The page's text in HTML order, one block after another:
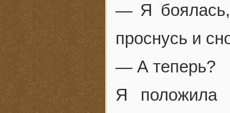
— Я боялась,
проснусь и
— А теперь?
Я положила